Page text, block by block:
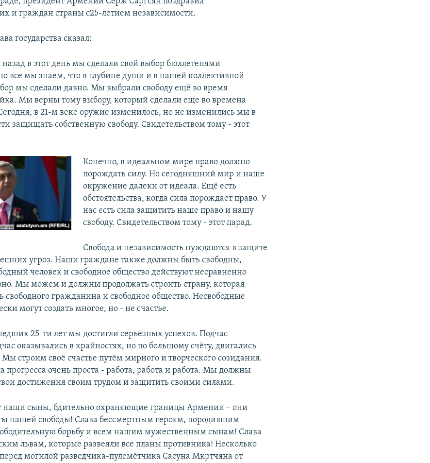
и граждан страны с25-летием независимости.
государства сказал:
назад в этот день мы сделали свой выбор бюллетенями
все мы знаем, что в глубине души и в нашей коллективной
мы сделали давно. Мы выбрали свободу ещё во время
Мы верны тому выбору, который сделали еще во времена
в 21-м веке оружие изменилось, но не изменились мы в
защищать собственную свободу. Свидетельством тому - этот
Конечно, в идеальном мире право должно
порождать силу. Но сегодняшний мир и наше
окружение далеки от идеала. Ещё есть
обстоятельства, когда сила порождает право. У
нас есть сила защитить наше право и нашу
свободу. Свидетельством тому - этот парад.
Свобода и независимость нуждаются в защите
угроз. Наши граждане также должны быть свободны,
человек и свободное общество действуют несравненно
Мы можем и должны продолжать строить страну, которая
свободного гражданина и свободное общество. Несвободные
могут создать многое, но - не счастье.
25-ти лет мы достигли серьезных успехов. Подчас
оказывались в крайностях, но по большому счёту, двигались
строим своё счастье путём мирного и творческого созидания.
прогресса очень проста - работа, работа и работа. Мы должны
достижения своим трудом и защитить своими силами.
наши сыны, бдительно охраняющие границы Армении – они
нашей свободы! Слава бессмертным героям, породившим
борьбу и всем нашим мужественным сынам! Слава
львам, которые развеяли все планы противника! Несколько
могилой разведчика-пулемётчика Сасуна Мкртчяна от